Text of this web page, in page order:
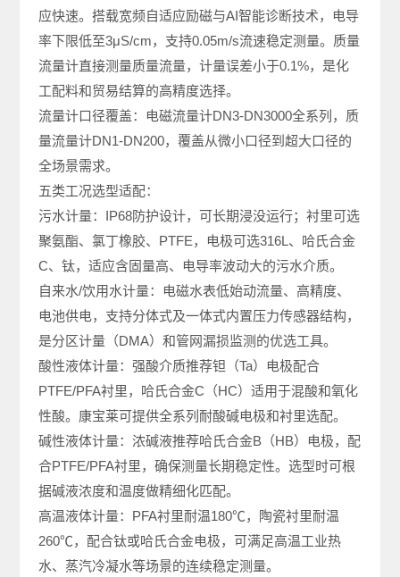
应快速。搭载宽频自适应励磁与AI智能诊断技术，电导
率下限低至3μS/cm，支持0.05m/s流速稳定测量。质量
流量计直接测量质量流量，计量误差小于0.1%，是化
工配料和贸易结算的高精度选择。
流量计口径覆盖：电磁流量计DN3-DN3000全系列，质
量流量计DN1-DN200，覆盖从微小口径到超大口径的
全场景需求。
五类工况选型适配：
污水计量：IP68防护设计，可长期浸没运行；衬里可选
聚氨酯、氯丁橡胶、PTFE，电极可选316L、哈氏合金
C、钛，适应含固量高、电导率波动大的污水介质。
自来水/饮用水计量：电磁水表低始动流量、高精度、
电池供电，支持分体式及一体式内置压力传感器结构，
是分区计量（DMA）和管网漏损监测的优选工具。
酸性液体计量：强酸介质推荐钽（Ta）电极配合
PTFE/PFA衬里，哈氏合金C（HC）适用于混酸和氧化
性酸。康宝莱可提供全系列耐酸碱电极和衬里选配。
碱性液体计量：浓碱液推荐哈氏合金B（HB）电极，配
合PTFE/PFA衬里，确保测量长期稳定性。选型时可根
据碱液浓度和温度做精细化匹配。
高温液体计量：PFA衬里耐温180℃，陶瓷衬里耐温
260℃，配合钛或哈氏合金电极，可满足高温工业热
水、蒸汽冷凝水等场景的连续稳定测量。